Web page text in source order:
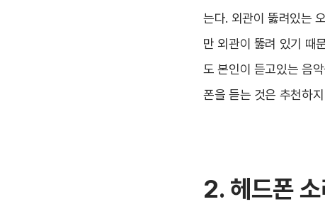
는다. 외관이 뚫려있는
만 외관이 뚫려 있기 때
도 본인이 듣고있는 음
폰을 듣는 것은 추천하
2. 헤드폰